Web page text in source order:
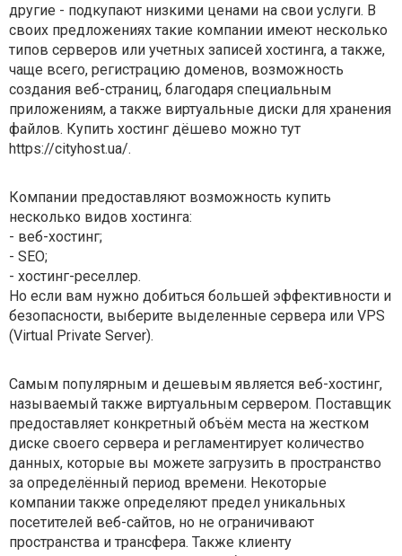
другие - подкупают низкими ценами на свои услуги. В
своих предложениях такие компании имеют несколько
типов серверов или учетных записей хостинга, а также,
чаще всего, регистрацию доменов, возможность
создания веб-страниц, благодаря специальным
приложениям, а также виртуальные диски для хранения
файлов. Купить хостинг дёшево можно тут
https://cityhost.ua/.
Компании предоставляют возможность купить
несколько видов хостинга:
- веб-хостинг;
- SEO;
- хостинг-реселлер.
Но если вам нужно добиться большей эффективности и
безопасности, выберите выделенные сервера или VPS
(Virtual Private Server).
Самым популярным и дешевым является веб-хостинг,
называемый также виртуальным сервером. Поставщик
предоставляет конкретный объём места на жестком
диске своего сервера и регламентирует количество
данных, которые вы можете загрузить в пространство
за определённый период времени. Некоторые
компании также определяют предел уникальных
посетителей веб-сайтов, но не ограничивают
пространства и трансфера. Также клиенту